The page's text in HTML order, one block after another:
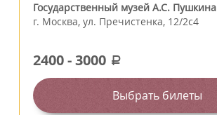
Государственный музей А.С. Пушкина
г. Москва, ул. Пречистенка, 12/2c4
2400-3000 a
Выбрать билеты